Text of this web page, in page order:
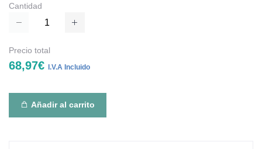
Cantidad
Precio total
68,97€ I.V.A Incluido
Añadir al carrito